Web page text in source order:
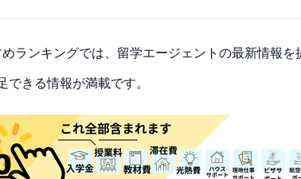
ランキングでは、留学エージェントの最新情報を
きる情報が満載です。